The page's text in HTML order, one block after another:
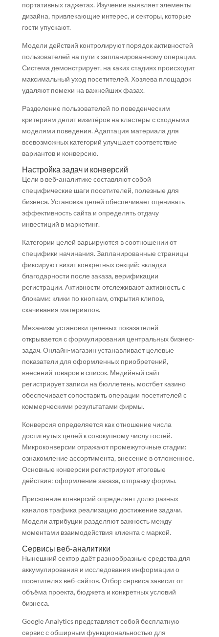
портативных гаджетах. Изучение выявляет элементы
дизайна, привлекающие интерес, и секторы, которые
гости упускают.
Модели действий контролируют порядок активностей
пользователей на пути к запланированному операции.
Система демонстрирует, на каких стадиях происходит
максимальный уход посетителей. Хозяева площадок
удаляют помехи на важнейших фазах.
Разделение пользователей по поведенческим
критериям делит визитёров на кластеры с сходными
моделями поведения. Адаптация материала для
всевозможных категорий улучшает соответствие
вариантов и конверсию.
Настройка задач и конверсий
Цели в веб-аналитике составляют собой
специфические шаги посетителей, полезные для
бизнеса. Установка целей обеспечивает оценивать
эффективность сайта и определять отдачу
инвестиций в маркетинг.
Категории целей варьируются в соотношении от
специфики начинания. Запланированные страницы
фиксируют визит конкретных секций: вкладки
благодарности после заказа, верификации
регистрации. Активности отслеживают активность с
блоками: клики по кнопкам, открытия клипов,
скачивания материалов.
Механизм установки целевых показателей
открывается с формулирования центральных бизнес-
задач. Онлайн-магазин устанавливает целевые
показатели для оформленных приобретений,
внесений товаров в список. Медийный сайт
регистрирует записи на бюллетень. мостбет казино
обеспечивает сопоставить операции посетителей с
коммерческими результатами фирмы.
Конверсия определяется как отношение числа
достигнутых целей к совокупному числу гостей.
Микроконверсии отражают промежуточные стадии:
ознакомление ассортимента, внесение в отложенное.
Основные конверсии регистрируют итоговые
действия: оформление заказа, отправку формы.
Присвоение конверсий определяет долю разных
каналов трафика реализацию достижение задачи.
Модели атрибуции разделяют важность между
моментами взаимодействия клиента с маркой.
Сервисы веб-аналитики
Нынешний сектор даёт разнообразные средства для
аккумулирования и исследования информации о
посетителях веб-сайтов. Отбор сервиса зависит от
объёма проекта, бюджета и конкретных условий
бизнеса.
Google Analytics представляет собой бесплатную
сервис с обширным функциональностью для